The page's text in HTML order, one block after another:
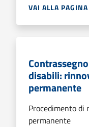
VAI ALLA PAGINA
disabili:
permanente
Procedimento di
permanente